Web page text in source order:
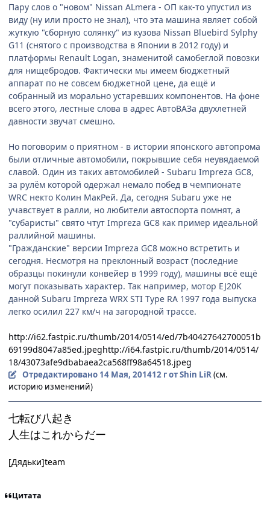
Пару слов о "новом" Nissan ALmera - ОП как-то упустил из
виду (ну или просто не знал), что эта машина являет собой
жуткую "сборную солянку" из кузова Nissan Bluebird Sylphy
G11 (снятого с производства в Японии в 2012 году) и
платформы Renault Logan, знаменитой самобеглой повозки
для нищебродов. Фактически мы имеем бюджетный
аппарат по не совсем бюджетной цене, да ещё и
собранный из морально устаревших компонентов. На фоне
всего этого, лестные слова в адрес АвтоВАЗа двухлетней
давности звучат смешно.
Но поговорим о приятном - в истории японского автопрома
были отличные автомобили, покрывшие себя неувядаемой
славой. Один из таких автомобилей - Subaru Impreza GC8,
за рулём которой одержал немало побед в чемпионате
WRC некто Колин МакРей. Да, сегодня Subaru уже не
учавствует в ралли, но любители автоспорта помнят, а
"субаристы" свято чтут Impreza GC8 как пример идеальной
раллийной машины.
"Гражданские" версии Impreza GC8 можно встретить и
сегодня. Несмотря на преклонный возраст (последние
образцы покинули конвейер в 1999 году), машины всё ещё
могут показывать характер. Так например, мотор EJ20K
данной Subaru Impreza WRX STI Type RA 1997 года выпуска
легко осилил 227 км/ч на загородной трассе.
http://i62.fastpic.ru/thumb/2014/0514/ed/7b40427642700051b
69199d8047a85ed.jpeghttp://i64.fastpic.ru/thumb/2014/0514/
18/43073afe9dbabaea2ca568ff98a64518.jpeg
Отредактировано 14 Мая, 201412 гот Shin LiR (см.
историю изменений)
七転び八起き
人生はこれからだー
[Дядьки]team
Цитата